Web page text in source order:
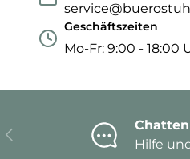
Geschäftszeiten
Mo-Fr: 9:00 - 18:00
Vorherige
Hilfe